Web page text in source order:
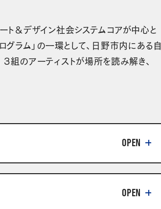
ト＆デザイン社会システムコアが中心と
グラム」の一環として、日野市内にある自
のアーティストが場所を読み解き、